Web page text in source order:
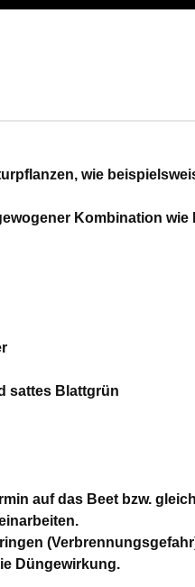
wie
Kombination wie
sattes Blattgrün
auf das Beet bzw.
Düngewirkung.